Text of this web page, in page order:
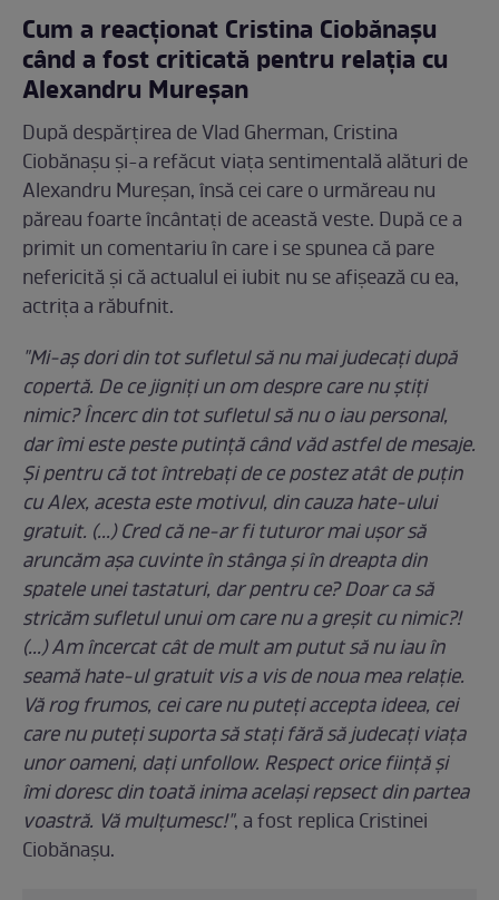
Cum a reacționat Cristina Ciobănașu
când a fost criticată pentru relația cu
Alexandru Mureșan
După despărțirea de Vlad Gherman, Cristina
Ciobănașu și-a refăcut viața sentimentală alături de
Alexandru Mureșan, însă cei care o urmăreau nu
păreau foarte încântați de această veste. După ce a
primit un comentariu în care i se spunea că pare
nefericită și că actualul ei iubit nu se afișează cu ea,
actrița a răbufnit.
"Mi-aș dori din tot sufletul să nu mai judecați după
copertă. De ce jigniți un om despre care nu știți
nimic? Încerc din tot sufletul să nu o iau personal,
dar îmi este peste putință când văd astfel de mesaje.
Și pentru că tot întrebați de ce postez atât de puțin
cu Alex, acesta este motivul, din cauza hate-ului
gratuit. (...) Cred că ne-ar fi tuturor mai ușor să
aruncăm așa cuvinte în stânga și în dreapta din
spatele unei tastaturi, dar pentru ce? Doar ca să
stricăm sufletul unui om care nu a greșit cu nimic?!
(...) Am încercat cât de mult am putut să nu iau în
seamă hate-ul gratuit vis a vis de noua mea relație.
Vă rog frumos, cei care nu puteți accepta ideea, cei
care nu puteți suporta să stați fără să judecați viața
unor oameni, dați unfollow. Respect orice ființă și
îmi doresc din toată inima același repsect din partea
voastră. Vă mulțumesc!", a fost replica Cristinei
Ciobănașu.